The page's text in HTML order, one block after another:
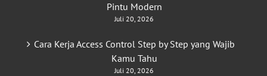
Pintu Modern
Juli 20, 2026
Cara Kerja Access Control Step by Step yang Wajib
Kamu Tahu
Juli 20, 2026